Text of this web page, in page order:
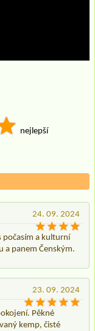
nejlepší
24. 09. 2024
počasím a kulturní
a panem Čenským.
23. 09. 2024
Pěkné
kemp, čisté